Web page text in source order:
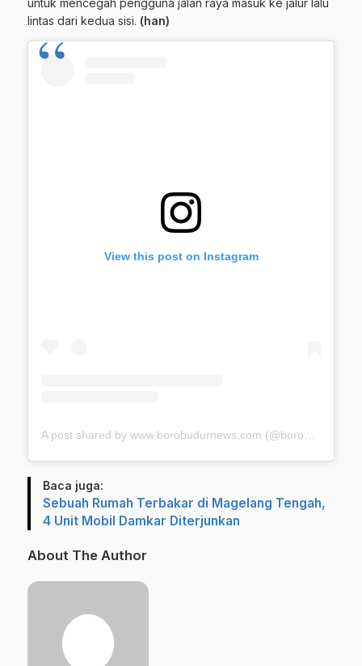
untuk mencegah pengguna jalan raya masuk ke jalur lalu
lintas dari kedua sisi. (han)
View this post on Instagram
A post shared by www.borobudurnews.com (@borobudurnews)
Baca juga:
Sebuah Rumah Terbakar di Magelang Tengah,
4 Unit Mobil Damkar Diterjunkan
About The Author